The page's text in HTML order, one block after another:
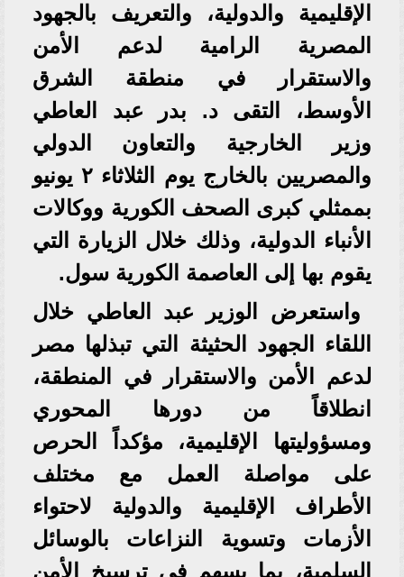
الإقليمية والدولية، والتعريف بالجهود
المصرية الرامية لدعم الأمن
والاستقرار في منطقة الشرق
الأوسط، التقى د. بدر عبد العاطي
وزير الخارجية والتعاون الدولي
والمصريين بالخارج يوم الثلاثاء ٢ يونيو
بممثلي كبرى الصحف الكورية ووكالات
الأنباء الدولية، وذلك خلال الزيارة التي
يقوم بها إلى العاصمة الكورية سول.
واستعرض الوزير عبد العاطي خلال
اللقاء الجهود الحثيثة التي تبذلها مصر
لدعم الأمن والاستقرار في المنطقة،
انطلاقاً من دورها المحوري
ومسؤوليتها الإقليمية، مؤكداً الحرص
على مواصلة العمل مع مختلف
الأطراف الإقليمية والدولية لاحتواء
الأزمات وتسوية النزاعات بالوسائل
السلمية، بما يسهم في ترسيخ الأمن